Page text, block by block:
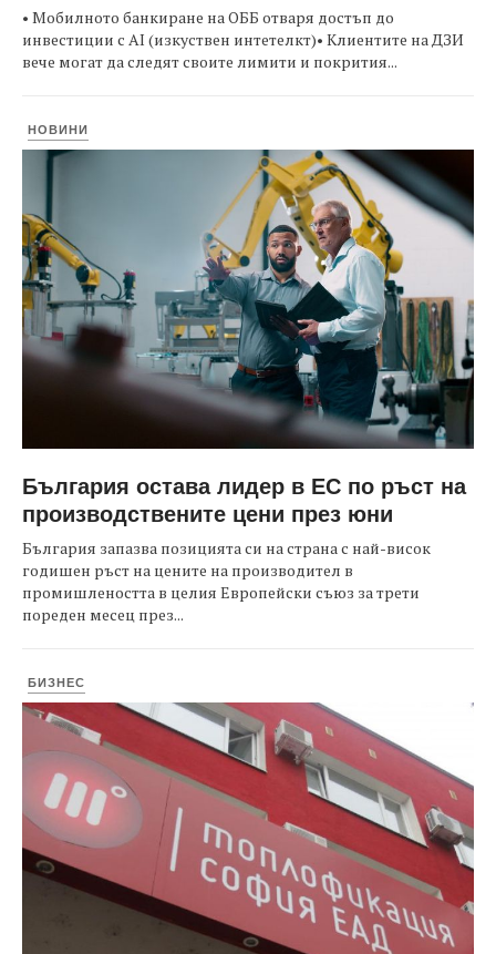
• Мобилното банкиране на ОББ отваря достъп до
инвестиции с AI (изкуствен интетелкт)• Клиентите на ДЗИ
вече могат да следят своите лимити и покрития...
НОВИНИ
България остава лидер в ЕС по ръст на
производствените цени през юни
България запазва позицията си на страна с най-висок
годишен ръст на цените на производител в
промишлеността в целия Европейски съюз за трети
пореден месец през...
БИЗНЕС